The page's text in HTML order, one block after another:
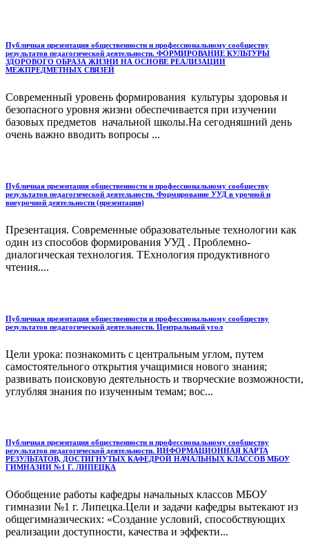
Публичная презентация общественности и профессиональному сообществу
результатов педагогической деятельности. ФОРМИРОВАНИЕ КУЛЬТУРЫ
ЗДОРОВОГО ОБРАЗА ЖИЗНИ НА ОСНОВЕ РЕАЛИЗАЦИИ
МЕЖПРЕДМЕТНЫХ СВЯЗЕЙ
Современный уровень формирования культуры здоровья и
безопасного уровня жизни обеспечивается при изучении
базовых предметов начальной школы.На сегодняшний день
очень важно вводить вопросы ...
Публичная презентация общественности и профессиональному сообществу
результатов педагогической деятельности. Формирование УУД в урочной и
внеурочной деятельности (презентация)
Презентация. Современные образовательные технологии как
один из способов формирования УУД . Проблемно-
диалогическая технология. ТЕхнология продуктивного
чтения....
Публичная презентация общественности и профессиональному сообществу
результатов педагогической деятельности. Центральный угол
Цели урока: познакомить с центральным углом, путем
самостоятельного открытия учащимися нового знания;
развивать поисковую деятельность и творческие возможности,
углубляя знания по изученным темам; вос...
Публичная презентация общественности и профессиональному сообществу
результатов педагогической деятельности. ИНФОРМАЦИОННАЯ КАРТА
РЕЗУЛЬТАТОВ, ДОСТИГНУТЫХ КАФЕДРОЙ НАЧАЛЬНЫХ КЛАССОВ МБОУ
ГИМНАЗИИ №1 Г. ЛИПЕЦКА
Обобщение работы кафедры начальных классов МБОУ
гимназии №1 г. Липецка.Цели и задачи кафедры вытекают из
общегимназических: «Создание условий, способствующих
реализации доступности, качества и эффекти...